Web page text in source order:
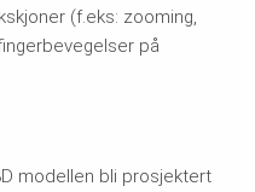
(f.eks: zooming,
på
modellen bli prosjektert